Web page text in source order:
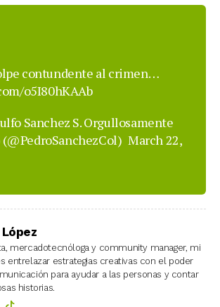
contundente al crimen…
o5I80hKAAb
Sanchez S. Orgullosamente
March 22,
mercadotecnóloga y community manager, mi
entrelazar estrategias creativas con el poder
para ayudar a las personas y contar
historias.